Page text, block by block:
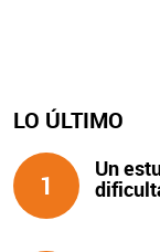
LO ÚLTIMO
1
Un